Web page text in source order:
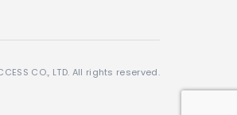
CO., LTD. All rights reserved.